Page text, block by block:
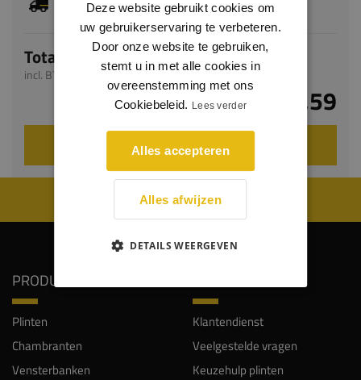
bedraagt 1-3 werkdagen
Totaal
incl. BTW
€ 6,59
VOEG TOE AAN WINKELWAGEN
WIJ WORDEN BEOORDEELD MET EEN 8.8
PRODUCTEN
Plinten
Chambranten
Vensterbanken
Klantendienst
Veelgestelde vragen
Keuzehulp plinten
Deze website gebruikt cookies om
uw gebruikerservaring te verbeteren.
Door onze website te gebruiken,
stemt u in met alle cookies in
overeenstemming met ons
Cookiebeleid. Lees verder
Alles accepteren
Alles afwijzen
DETAILS WEERGEVEN